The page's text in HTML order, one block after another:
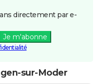
directement par e-
Je m'abonne
sur-Moder